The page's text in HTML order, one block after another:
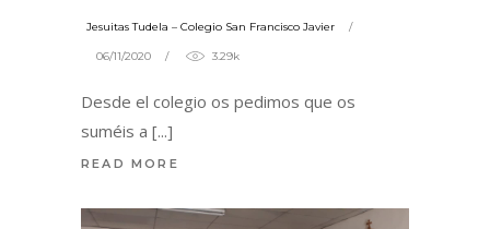
Jesuitas Tudela – Colegio San Francisco Javier
06/11/2020 3.29k
Desde el colegio os pedimos que os
suméis a
READ MORE